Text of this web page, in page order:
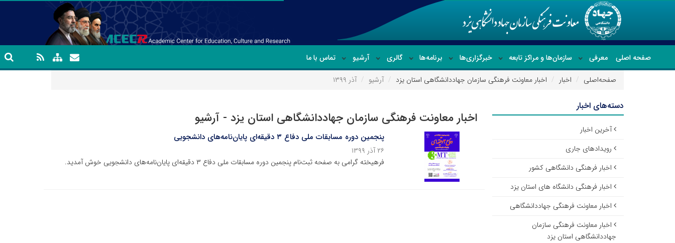
صفحه اصلی معرفی سازمان‌ها و مراکز تابعه خبرگزاری‌ها برنامه‌ها گالری آرشیو
تماس با ما
صفحه‌اصلی
اخبار اخبار معاونت فرهنگی سازمان جهاددانشگاهی استان یزد آرشیو آذر ۱۳۹۹
اخبار معاونت فرهنگی سازمان جهاددانشگاهی استان یزد - آرشیو
پنجمین دوره مسابقات ملی دفاع ۳ دقیقه‌ای پایان‌نامه‌های دانشجویی
۲۶ آذر ۱۳۹۹
فرهیخته گرامی به صفحه ثبت‌نام پنجمین دوره مسابقات ملی دفاع ۳ دقیقه‌ای پایان‌نامه‌های دانشجویی خوش‌ آمدید.
دسته‌های اخبار
آخرین اخبار
رویدادهای جاری
اخبار فرهنگی دانشگاهی کشور
اخبار فرهنگی دانشگاه های استان یزد
اخبار معاونت فرهنگی جهاددانشگاهی
اخبار معاونت فرهنگی سازمان
جهاددانشگاهی استان یزد